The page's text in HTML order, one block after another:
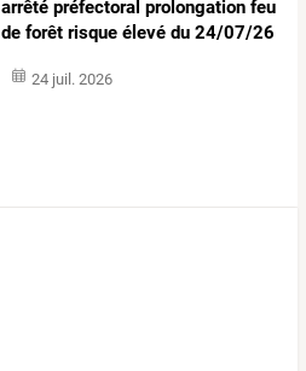
arrêté préfectoral prolongation feu
de forêt risque élevé du 24/07/26
24 juil. 2026